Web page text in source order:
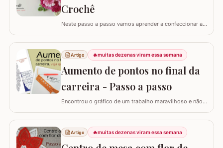
Crochê
Neste passo a passo vamos aprender a confeccionar a
conhecer, curtir e adquirir os trabalhos desta artesã
visite a página RHOSÂNGELA ARTES EM CROCHÊ e não
deixem de se inscrever em seu canal no YouTube –&gt;
AQUI. Já temos disponível aqui no blog…
Artigo 🔥muitas dezenas viram essa semana
Aumento de pontos no final da
carreira - Passo a passo
Encontrou o gráfico de um trabalho maravilhoso e não
explicar de forma simples como interpretar o gráfico,
calcular a quantidade de correntes para iniciar um
trabalho e aumentar a quantidade de pontos no início ou
no final da carreira. (Link para…
Artigo 🔥muitas dezenas viram essa semana